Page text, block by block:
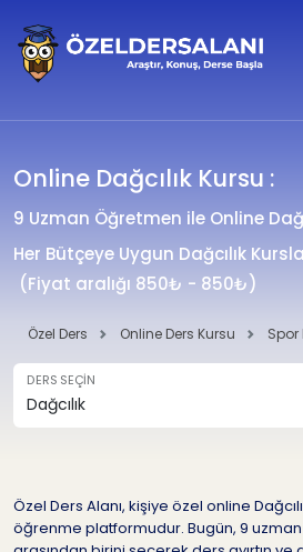
Online Dağcılık Kursu :
9 Uzman Öğretmen ile Online
Her Bütçeye Uygun Dağcılık
(Fiyat aralığı 850₺ - 850₺)
Özel Ders Online Ders Kursu Spor
DERS SEÇİN
Özel Ders Alanı, kişiye özel online
öğrenme platformudur. Bugün, 9 uzman